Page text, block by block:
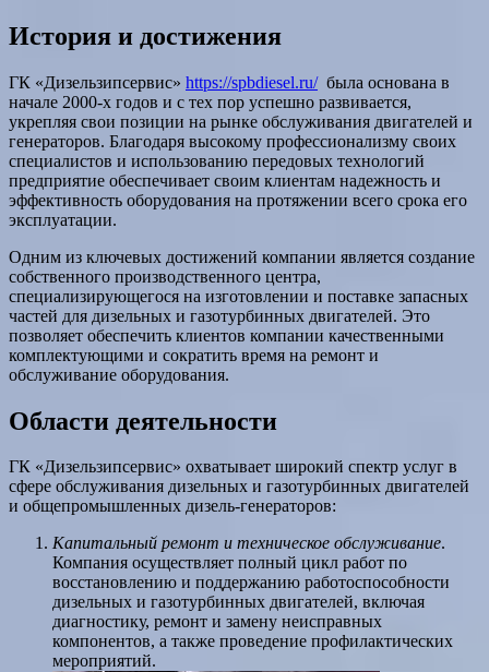
История и достижения
ГК «Дизельзипсервис» https://spbdiesel.ru/была основана в
начале 2000-х годов и с тех пор успешно развивается,
укрепляя свои позиции на рынке обслуживания двигателей и
генераторов. Благодаря высокому профессионализму своих
специалистов и использованию передовых технологий
предприятие обеспечивает своим клиентам надежность и
эффективность оборудования на протяжении всего срока его
эксплуатации.
Одним из ключевых достижений компании является создание
собственного производственного центра,
специализирующегося на изготовлении и поставке запасных
частей для дизельных и газотурбинных двигателей. Это
позволяет обеспечить клиентов компании качественными
комплектующими и сократить время на ремонт и
обслуживание оборудования.
Области деятельности
ГК «Дизельзипсервис» охватывает широкий спектр услуг в
сфере обслуживания дизельных и газотурбинных двигателей
и общепромышленных дизель-генераторов:
Капитальный ремонт и техническое обслуживание.
Компания осуществляет полный цикл работ по
восстановлению и поддержанию работоспособности
дизельных и газотурбинных двигателей, включая
диагностику, ремонт и замену неисправных
компонентов, а также проведение профилактических
мероприятий.